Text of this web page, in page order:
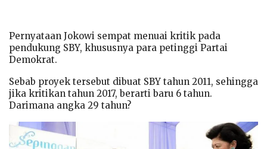
Pernyataan Jokowi sempat menuai kritik pada
pendukung SBY, khususnya para petinggi Partai
Demokrat.
Sebab proyek tersebut dibuat SBY tahun 2011, sehingga
jika kritikan tahun 2017, berarti baru 6 tahun.
Darimana angka 29 tahun?